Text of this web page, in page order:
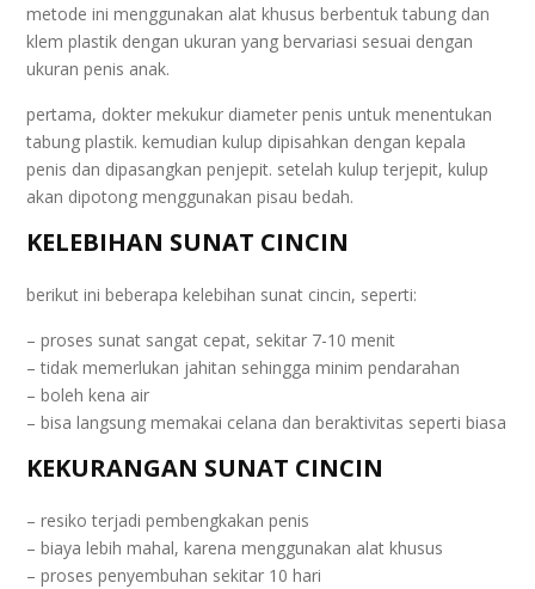
metode ini menggunakan alat khusus berbentuk tabung dan
klem plastik dengan ukuran yang bervariasi sesuai dengan
ukuran penis anak.
pertama, dokter mekukur diameter penis untuk menentukan
tabung plastik. kemudian kulup dipisahkan dengan kepala
penis dan dipasangkan penjepit. setelah kulup terjepit, kulup
akan dipotong menggunakan pisau bedah.
KELEBIHAN SUNAT CINCIN
berikut ini beberapa kelebihan sunat cincin, seperti:
– proses sunat sangat cepat, sekitar 7-10 menit
– tidak memerlukan jahitan sehingga minim pendarahan
– boleh kena air
– bisa langsung memakai celana dan beraktivitas seperti biasa
KEKURANGAN SUNAT CINCIN
– resiko terjadi pembengkakan penis
– biaya lebih mahal, karena menggunakan alat khusus
– proses penyembuhan sekitar 10 hari